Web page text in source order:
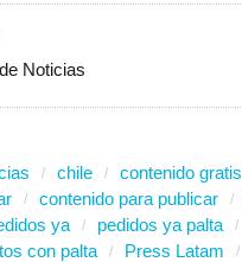
Noticias
chile contenido gratis
contenido para publicar
ya pedidos ya palta
con palta Press Latam